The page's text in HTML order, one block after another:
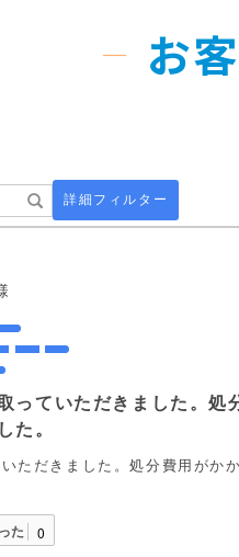
お
詳細フィルター
っていただきました。
た。
ただきました。処分費用がか
た 0